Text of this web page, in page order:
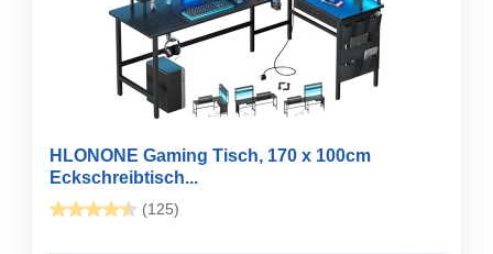
HLONONE Gaming Tisch, 170 x 100cm
Eckschreibtisch...
(125)